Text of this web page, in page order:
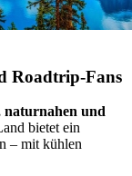
Roadtrip-Fans
naturnahen und
bietet ein
– mit kühlen